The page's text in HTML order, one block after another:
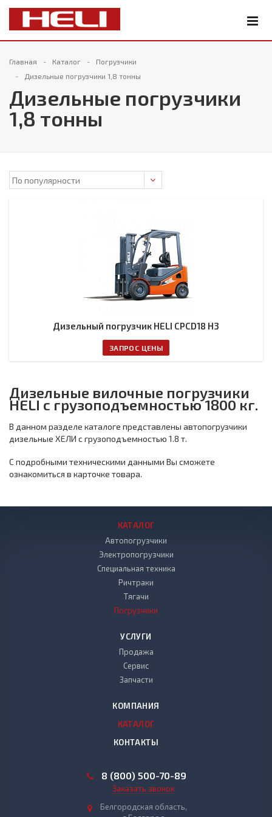
Главная Каталог
Погрузчики
Дизельные погрузчики 1,8 тонны
Дизельные погрузчики
1,8 тонны
Дизельный погрузчик HELI CPCD18 H3
ЗАПРОС ЦЕНЫ
Дизельные вилочные погрузчики
HELI с грузоподъемностью 1800 кг.
В данном разделе каталоге представлены автопогрузчики
дизельные ХЕЛИ с грузоподъемностью 1.8 т.
С подробными техническими данными Вы сможете
ознакомиться в карточке товара.
КАТАЛОГ
Автопогрузчики
Электропогрузчики
Специальная техника
Ричтраки
Тягачи
Погрузчики
УСЛУГИ
Продажа
Сервис
Запчасти
КОМПАНИЯ
КАТАЛОГ
КОНТАКТЫ
8 (800) 500-70-89
Заказать звонок
Белгородская область,